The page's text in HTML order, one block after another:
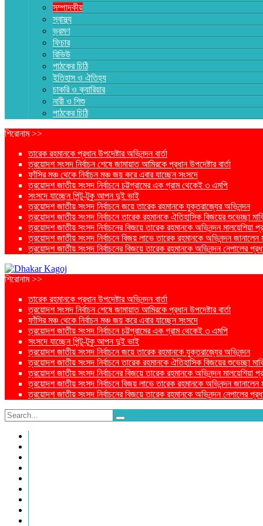
সম্পাদকীয়
স্বাস্থ্য
ভ্রমণ
ফিচার
রিভিউ
পাঠকের চিঠি
ইতিহাস ও ঐতিহ্য
চাকরি ও ক্যারিয়ার
নারী ও শিশু
পাঠকের চিঠি
শিরোনাম >>
তারেক রহমানকে প্রধান উপদেষ্টার অভিনন্দন বার্তা
ত্রয়োদশ সংসদ নির্বাচন শেষে জামায়াত আমিরকে প্রধান উপদেষ্টার বার্তা
ফাঁসির মঞ্চ থেকে নির্বাচন মঞ্চ জয় করে এবার যাচ্ছেন সংসদে
ত্রয়োদশ জাতীয় সংসদ নির্বাচনে চট্টগ্রামের এক গ্রাম থেকেই ৩ এমপি
সংসদে যাচ্ছেন পিন্টু-টুকু আপন দুই ভাই
ত্রয়োদশ জাতীয় সংসদ নির্বাচনে জয়ে তারেক রহমানকে যুক্তরাজ্যের অভিনন্দন
ত্রয়োদশ জাতীয় সংসদ নির্বাচনে তারেক রহমানকে ঐতিহাসিক বিজয়ের শুভেচ্ছা
ত্রয়োদশ জাতীয় সংসদ নির্বাচনের বিজয়ে তারেক রহমানকে অভিনন্দন মালয়েশিয়া
ত্রয়োদশ জাতীয় সংসদ নির্বাচনে বিজয় লাভে তারেক রহমানকে অভিনন্দন জানালেন
ত্রয়োদশ জাতীয় সংসদ নির্বাচনের বিজয়ে তারেক রহমানকে অভিনন্দন নেপালের
শিরোনাম >>
তারেক রহমানকে প্রধান উপদেষ্টার অভিনন্দন বার্তা
ত্রয়োদশ সংসদ নির্বাচন শেষে জামায়াত আমিরকে প্রধান উপদেষ্টার বার্তা
ফাঁসির মঞ্চ থেকে নির্বাচন মঞ্চ জয় করে এবার যাচ্ছেন সংসদে
ত্রয়োদশ জাতীয় সংসদ নির্বাচনে চট্টগ্রামের এক গ্রাম থেকেই ৩ এমপি
সংসদে যাচ্ছেন পিন্টু-টুকু আপন দুই ভাই
ত্রয়োদশ জাতীয় সংসদ নির্বাচনে জয়ে তারেক রহমানকে যুক্তরাজ্যের অভিনন্দন
ত্রয়োদশ জাতীয় সংসদ নির্বাচনে তারেক রহমানকে ঐতিহাসিক বিজয়ের শুভেচ্ছা
ত্রয়োদশ জাতীয় সংসদ নির্বাচনের বিজয়ে তারেক রহমানকে অভিনন্দন মালয়েশিয়া
ত্রয়োদশ জাতীয় সংসদ নির্বাচনে বিজয় লাভে তারেক রহমানকে অভিনন্দন জানালেন
ত্রয়োদশ জাতীয় সংসদ নির্বাচনের বিজয়ে তারেক রহমানকে অভিনন্দন নেপালের